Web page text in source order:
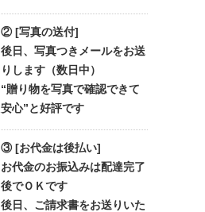
② [写真の送付]
後日、写真つきメールをお送
りします（数日中）
“贈り物を写真で確認できて
安心”と好評です
③ [お代金は後払い]
お代金のお振込みは配達完了
後でＯＫです
後日、ご請求書をお送りいた